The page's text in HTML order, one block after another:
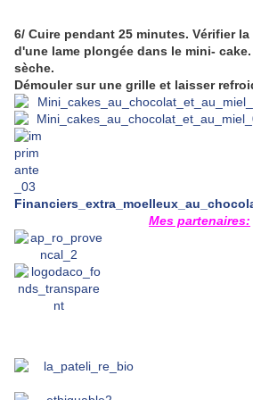
6/ Cuire pendant 25 minutes. Vérifier
d'une lame plongée dans le mini-
sèche.
Démouler sur une grille et laisser
Mes partenaires: